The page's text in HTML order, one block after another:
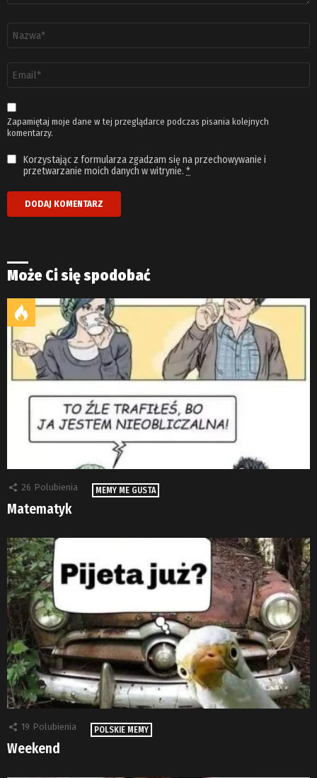
email
*
Zapamiętaj moje dane w tej przeglądarce podczas pisania kolejnych
komentarzy.
Korzystając z formularza zgadzam się na przechowywanie i
przetwarzanie moich danych w witrynie. *
Może Ci się spodobać
26 Polubienia MEMY ME GUSTA
Matematyk
19 Polubienia POLSKIE MEMY
Weekend